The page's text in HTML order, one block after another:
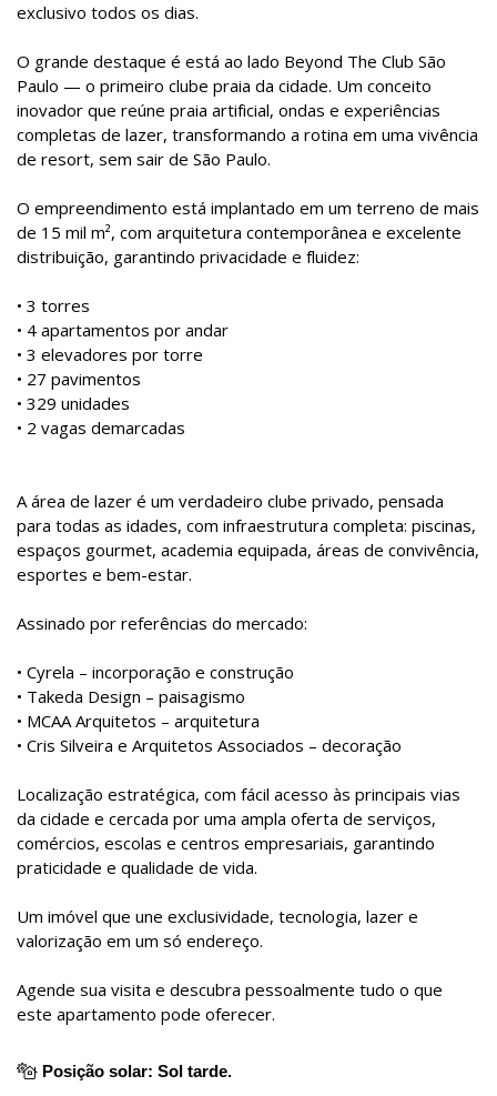
exclusivo todos os dias.
O grande destaque é está ao lado Beyond The Club São
Paulo — o primeiro clube praia da cidade. Um conceito
inovador que reúne praia artificial, ondas e experiências
completas de lazer, transformando a rotina em uma vivência
de resort, sem sair de São Paulo.
O empreendimento está implantado em um terreno de mais
de 15 mil m², com arquitetura contemporânea e excelente
distribuição, garantindo privacidade e fluidez:
• 3 torres
• 4 apartamentos por andar
• 3 elevadores por torre
• 27 pavimentos
• 329 unidades
• 2 vagas demarcadas
A área de lazer é um verdadeiro clube privado, pensada
para todas as idades, com infraestrutura completa: piscinas,
espaços gourmet, academia equipada, áreas de convivência,
esportes e bem-estar.
Assinado por referências do mercado:
• Cyrela – incorporação e construção
• Takeda Design – paisagismo
• MCAA Arquitetos – arquitetura
• Cris Silveira e Arquitetos Associados – decoração
Localização estratégica, com fácil acesso às principais vias
da cidade e cercada por uma ampla oferta de serviços,
comércios, escolas e centros empresariais, garantindo
praticidade e qualidade de vida.
Um imóvel que une exclusividade, tecnologia, lazer e
valorização em um só endereço.
Agende sua visita e descubra pessoalmente tudo o que
este apartamento pode oferecer.
Posição solar: Sol tarde.